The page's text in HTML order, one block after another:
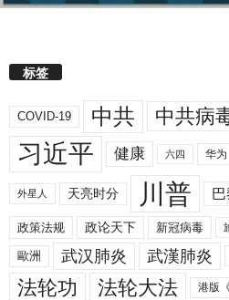
标签
COVID-19 中共 中共病
习近平 健康 六四 华为
外星人 天亮时分 川普
政策法规 政论天下 新冠病毒
歐洲 武汉肺炎 武漢肺炎
法轮功 法轮大法 港版